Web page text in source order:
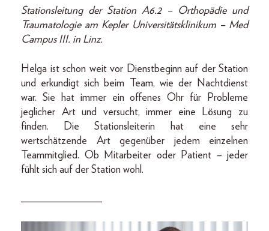
Stationsleitung der Station A6.2 – Orthopädie und
Traumatologie am Kepler Universitätsklinikum – Med
Campus III. in Linz.
Helga ist schon weit vor Dienstbeginn auf der Station
und erkundigt sich beim Team, wie der Nachtdienst
war. Sie hat immer ein offenes Ohr für Probleme
jeglicher Art und versucht, immer eine Lösung zu
finden. Die Stationsleiterin hat eine sehr
wertschätzende Art gegenüber jedem einzelnen
Teammitglied. Ob Mitarbeiter oder Patient – jeder
fühlt sich auf der Station wohl.
_______________